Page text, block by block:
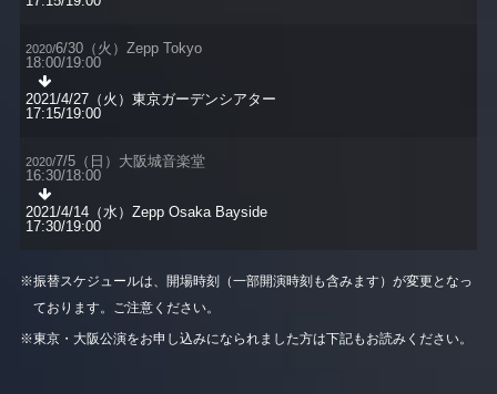
2020/6/30（火）Zepp Tokyo
18:00/19:00
2021/4/27（火）東京ガーデンシアター
17:15/19:00
2020/7/5（日）大阪城音楽堂
16:30/18:00
2021/4/14（水）Zepp Osaka Bayside
17:30/19:00
※振替スケジュールは、開場時刻（一部開演時刻も含みます）が変更となっ
ております。ご注意ください。
※東京・大阪公演をお申し込みになられました方は下記もお読みください。